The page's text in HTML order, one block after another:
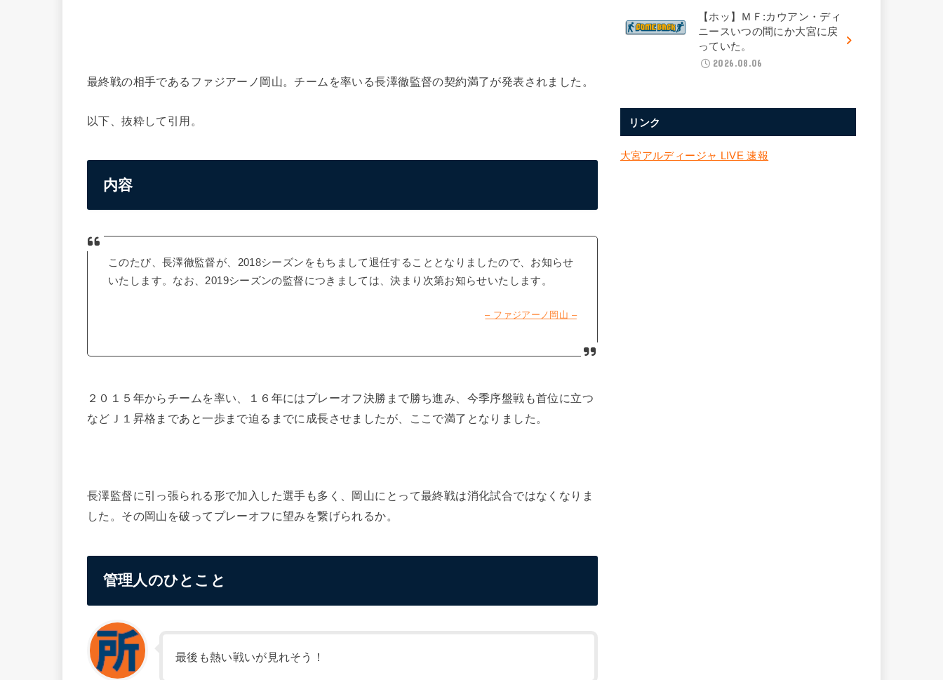
最終戦の相手であるファジアーノ岡山。チームを率いる長澤徹監督の契約満了が発表されました。
以下、抜粋して引用。
内容
このたび、長澤徹監督が、2018シーズンをもちまして退任することとなりましたので、お知らせ
いたします。なお、2019シーズンの監督につきましては、決まり次第お知らせいたします。
– ファジアーノ岡山 –
２０１５年からチームを率い、１６年にはプレーオフ決勝まで勝ち進み、今季序盤戦も首位に立つ
などＪ１昇格まであと一歩まで迫るまでに成長させましたが、ここで満了となりました。
長澤監督に引っ張られる形で加入した選手も多く、岡山にとって最終戦は消化試合ではなくなりま
した。その岡山を破ってプレーオフに望みを繋げられるか。
管理人のひとこと
最後も熱い戦いが見れそう！
【ホッ】ＭＦ:カウアン・ディ
ニースいつの間にか大宮に戻
っていた。
2026.08.06
リンク
大宮アルディージャ LIVE 速報